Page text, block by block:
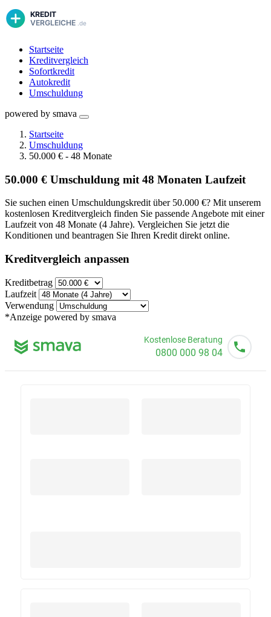
Startseite
Kreditvergleich
Sofortkredit
Autokredit
Umschuldung
powered by smava
Startseite
Umschuldung
50.000 € - 48 Monate
50.000 € Umschuldung mit 48 Monaten Laufzeit
Sie suchen einen Umschuldungskredit über 50.000 €? Mit unserem
kostenlosen Kreditvergleich finden Sie passende Angebote mit einer
Laufzeit von 48 Monate (4 Jahre). Vergleichen Sie jetzt die
Konditionen und beantragen Sie Ihren Kredit direkt online.
Kreditvergleich anpassen
Kreditbetrag
Laufzeit
Verwendung
*Anzeige powered by smava